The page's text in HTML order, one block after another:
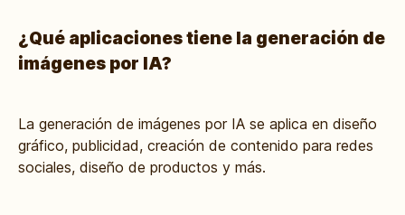
¿Qué aplicaciones tiene la generación de
imágenes por IA?
La generación de imágenes por IA se aplica en diseño
gráfico, publicidad, creación de contenido para redes
sociales, diseño de productos y más.